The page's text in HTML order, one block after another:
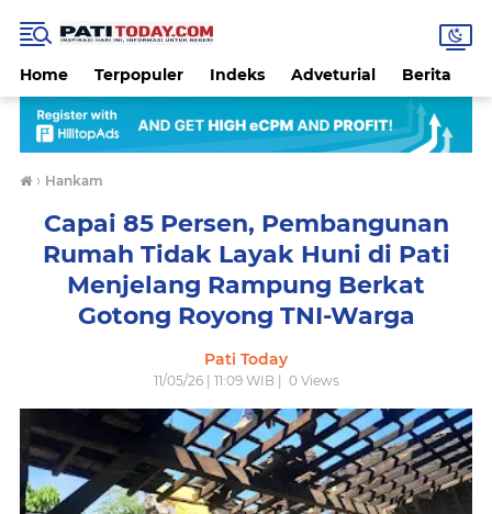
Home Terpopuler Indeks Adveturial Berita
› Hankam
Capai 85 Persen, Pembangunan
Rumah Tidak Layak Huni di Pati
Menjelang Rampung Berkat
Gotong Royong TNI-Warga
Pati Today
11/05/26 | 11:09 WIB | 0Views